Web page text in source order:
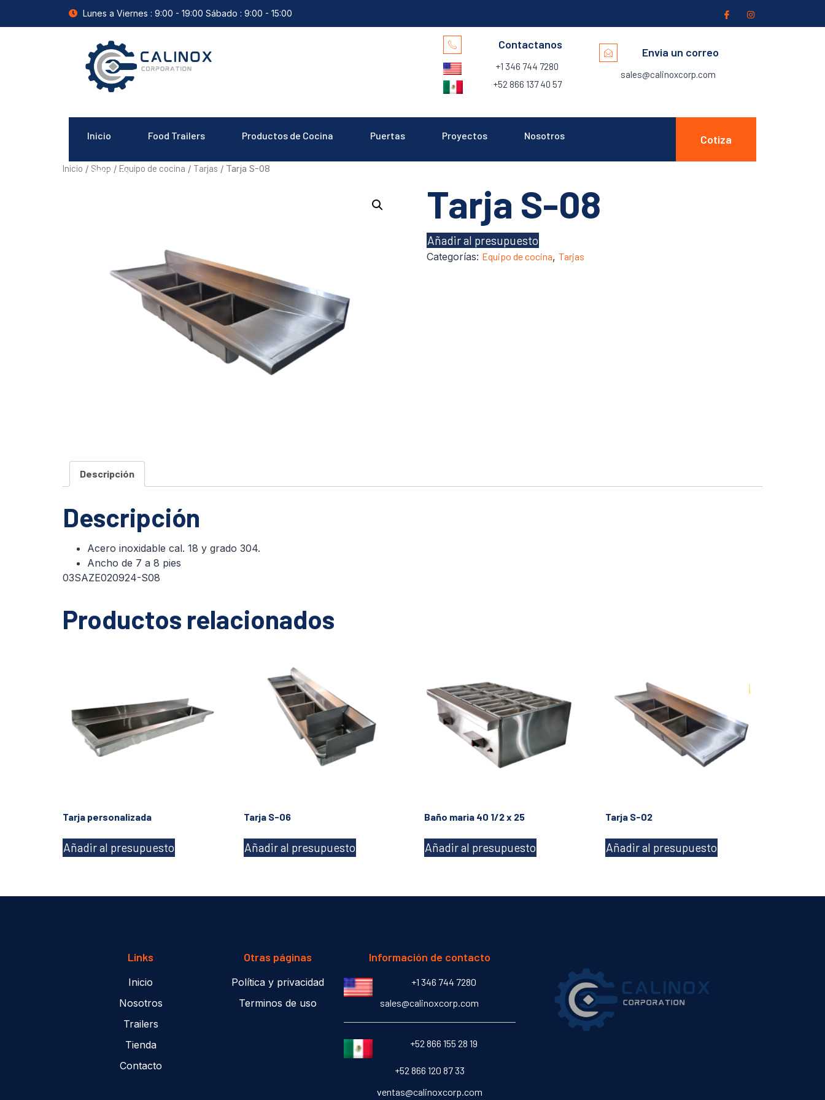
Lunes a Viernes : 9:00 - 19:00 Sábado : 9:00 - 15:00
Contactanos
+1 346 744 7280
+52 866 137 40 57
Envia un correo
sales@calinoxcorp.com
Inicio Food Trailers Productos de Cocina Puertas Proyectos Nosotros
Contacto
Cotiza
Inicio / Shop / Equipo de cocina / Tarjas / Tarja S-08
Tarja S-08
Añadir al presupuesto
Categorías: Equipo de cocina, Tarjas
Descripción
Descripción
Acero inoxidable cal. 18 y grado 304.
Ancho de 7 a 8 pies
03SAZE020924-S08
Productos relacionados
Tarja personalizada
Añadir al presupuesto
Tarja S-06
Añadir al presupuesto
Baño maria 40 1/2 x 25
Añadir al presupuesto
Tarja S-02
Añadir al presupuesto
Links
Inicio
Nosotros
Trailers
Tienda
Contacto
Otras páginas
Política y privacidad
Terminos de uso
Información de contacto
+1 346 744 7280
sales@calinoxcorp.com
‎+52 866 155 28 19
‎+52 866 120 87 33
ventas@calinoxcorp.com